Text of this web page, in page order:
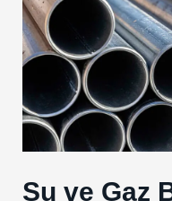
Su ve Gaz